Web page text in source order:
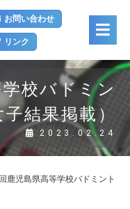
お問い合わせ
リンク
校バドミン
結果掲載）
2023.02.24
鹿児島県高等学校バドミント